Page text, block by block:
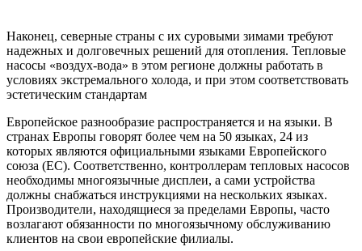
Наконец, северные страны с их суровыми зимами требуют
надежных и долговечных решений для отопления. Тепловые
насосы «воздух-вода» в этом регионе должны работать в
условиях экстремального холода, и при этом соответствовать
эстетическим стандартам
Европейское разнообразие распространяется и на языки. В
странах Европы говорят более чем на 50 языках, 24 из
которых являются официальными языками Европейского
союза (ЕС). Соответственно, контроллерам тепловых насосов
необходимы многоязычные дисплеи, а сами устройства
должны снабжаться инструкциями на нескольких языках.
Производители, находящиеся за пределами Европы, часто
возлагают обязанности по многоязычному обслуживанию
клиентов на свои европейские филиалы.